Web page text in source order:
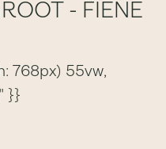
- FIENE
768px) 55vw,
}}